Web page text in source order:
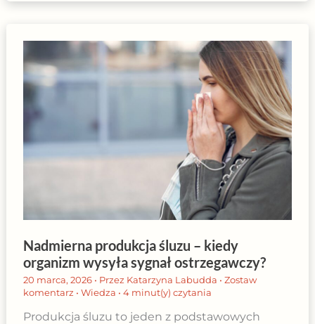
Nadmierna produkcja śluzu – kiedy
organizm wysyła sygnał ostrzegawczy?
20 marca, 2026 • Przez Katarzyna Labudda • Zostaw
komentarz • Wiedza • 4 minut(y) czytania
Produkcja śluzu to jeden z podstawowych